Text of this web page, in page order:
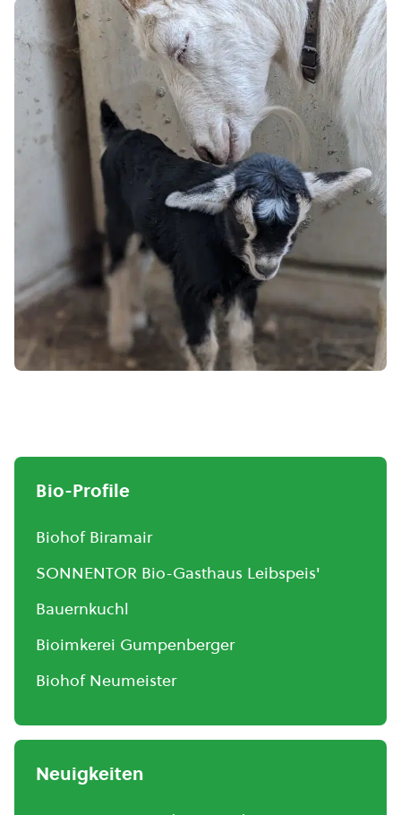
Bio-Profile
Biohof Biramair
SONNENTOR Bio-Gasthaus Leibspeis'
Bauernkuchl
Bioimkerei Gumpenberger
Biohof Neumeister
Neuigkeiten